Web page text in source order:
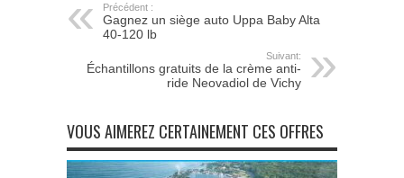
Précédent :
Gagnez un siège auto Uppa Baby Alta
40-120 lb
Suivant:
Échantillons gratuits de la crème anti-
ride Neovadiol de Vichy
VOUS AIMEREZ CERTAINEMENT CES OFFRES